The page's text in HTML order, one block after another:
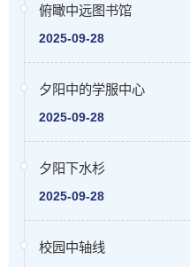
俯瞰中远图书馆
2025-09-28
夕阳中的学服中心
2025-09-28
夕阳下水杉
2025-09-28
校园中轴线